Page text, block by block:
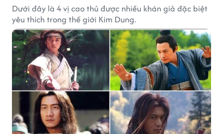
Dưới đây là 4 vị cao thủ được nhiều khán giả đặc biệt
yêu thích trong thế giới Kim Dung.